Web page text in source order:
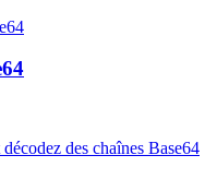
des chaînes Base64